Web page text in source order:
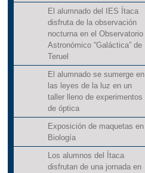
El alumnado del IES Ítaca
disfruta de la observación
nocturna en el Observatorio
Astronómico “Galáctica” de
Teruel
El alumnado se sumerge en
las leyes de la luz en un
taller lleno de experimentos
de óptica
Exposición de maquetas en
Biología
Los alumnos del Ítaca
disfrutan de una jornada en